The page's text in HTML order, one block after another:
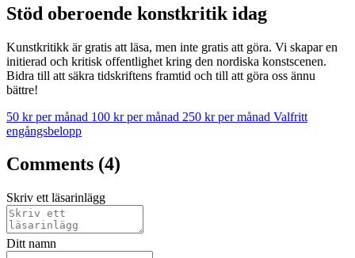
Stöd oberoende konstkritik idag
Kunstkritikk är gratis att läsa, men inte gratis att göra. Vi skapar en
initierad och kritisk offentlighet kring den nordiska konstscenen.
Bidra till att säkra tidskriftens framtid och till att göra oss ännu
bättre!
50 kr per månad 100 kr per månad 250 kr per månad Valfritt
engångsbelopp
Comments (4)
Skriv ett läsarinlägg
Ditt namn